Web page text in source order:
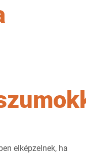
elképzelnek, ha